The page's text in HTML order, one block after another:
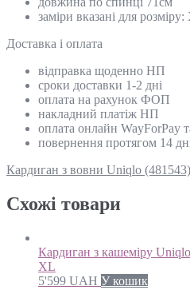
заміри вказані для
Доставка і оплата
відправка щоденно НП
сроки доставки 1-2 дні
оплата на рахунок ФОП
накладний платіж НП
оплата онлайн WayForPay
повернення протягом 14
Кардиган з вовни Uniqlo (481543)
Схожi товари
Кардиган з кашеміру
XL
5'599 UAH У кошик